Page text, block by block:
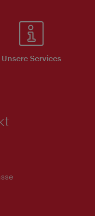
Unsere Services